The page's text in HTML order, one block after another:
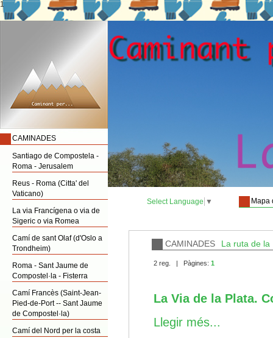
1
CAMINADES
Santiago de Compostela -
Roma - Jerusalem
Reus - Roma (Citta' del
Vaticano)
La via Francígena o via de
Sigeric o via Romea
Camí de sant Olaf (d'Oslo a
Trondheim)
Roma - Sant Jaume de
Compostel·la - Fisterra
Camí Francès (Saint-Jean-
Pied-de-Port -- Sant Jaume
de Compostel·la)
Camí del Nord per la costa
Select Language ▼ Mapa
CAMINADES La ruta de la
2 reg. | Pàgines: 1
La Via de la Plata.
Llegir més...